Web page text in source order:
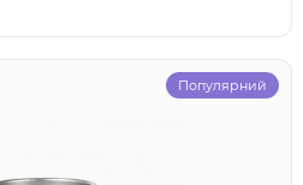
Популярний